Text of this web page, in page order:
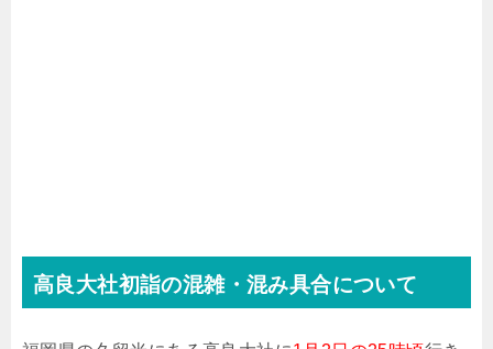
高良大社初詣の混雑・混み具合について